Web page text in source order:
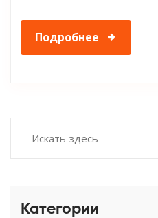
Подробнее
Категории